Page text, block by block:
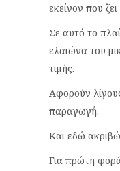
εκείνον που
Σε αυτό το
ελαιώνα του
τιμής.
Αφορούν
παραγωγή.
Και εδώ
Για πρώτη